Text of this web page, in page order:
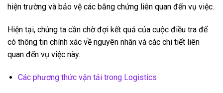
hiện trường và bảo vệ các bằng chứng liên quan đến vụ việc.
Hiện tại, chúng ta cần chờ đợi kết quả của cuộc điều tra để
có thông tin chính xác về nguyên nhân và các chi tiết liên
quan đến vụ việc này.
Các phương thức vận tải trong Logistics